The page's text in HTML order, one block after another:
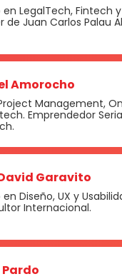
en LegalTech, Fintech
de Juan Carlos Palau
Amorocho
Management,
Emprendedor
Garavito
Diseño, UX y
Internacional.
Pardo